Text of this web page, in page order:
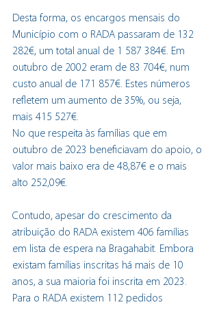
Desta forma, os encargos mensais do
Município com o RADA passaram de 132
282€, um total anual de 1 587 384€. Em
outubro de 2002 eram de 83 704€, num
custo anual de 171 857€. Estes números
refletem um aumento de 35%, ou seja,
mais 415 527€.
No que respeita às famílias que em
outubro de 2023 beneficiavam do apoio, o
valor mais baixo era de 48,87€ e o mais
alto 252,09€.
Contudo, apesar do crescimento da
atribuição do RADA existem 406 famílias
em lista de espera na Bragahabit. Embora
existam famílias inscritas há mais de 10
anos, a sua maioria foi inscrita em 2023.
Para o RADA existem 112 pedidos